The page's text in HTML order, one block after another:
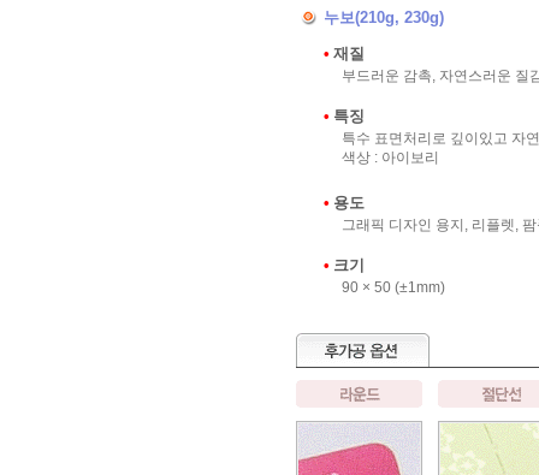
누보(210g, 230g)
• 재질
부드러운 감촉, 자연스러운 질
• 특징
특수 표면처리로 깊이있고 자
색상 : 아이보리
• 용도
그래픽 디자인 용지, 리플렛,
• 크기
90 × 50 (±1mm)